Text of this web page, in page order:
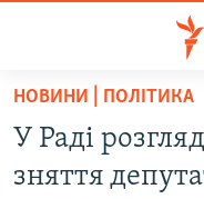
Перейти
основного
матеріалу
ВСЕ ЗА ДОБУ
НОВИНИ | ПОЛІТИКА
У Раді
зняття